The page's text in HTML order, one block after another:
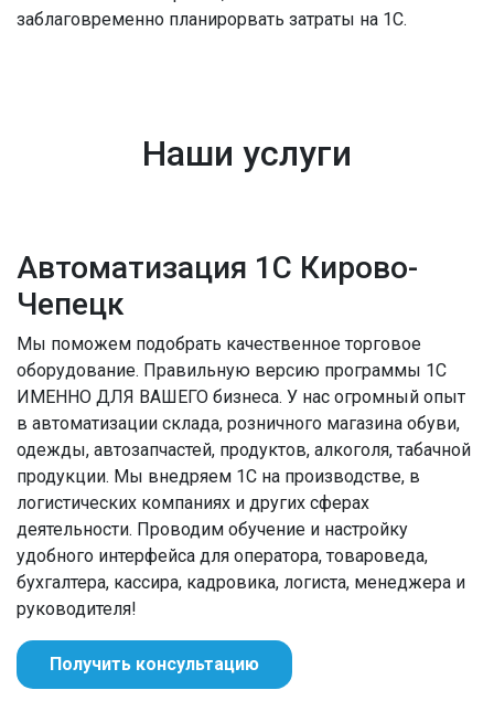
заблаговременно планирорвать затраты на 1С.
Наши услуги
Автоматизация 1С Кирово-
Чепецк
Мы поможем подобрать качественное торговое
оборудование. Правильную версию программы 1С
ИМЕННО ДЛЯ ВАШЕГО бизнеса. У нас огромный опыт
в автоматизации склада, розничного магазина обуви,
одежды, автозапчастей, продуктов, алкоголя, табачной
продукции. Мы внедряем 1С на производстве, в
логистических компаниях и других сферах
деятельности. Проводим обучение и настройку
удобного интерфейса для оператора, товароведа,
бухгалтера, кассира, кадровика, логиста, менеджера и
руководителя!
Получить консультацию